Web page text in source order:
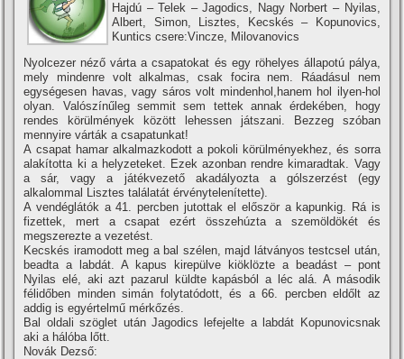
Hajdú – Telek – Jagodics, Nagy Norbert – Nyilas,
Albert, Simon, Lisztes, Kecskés – Kopunovics,
Kuntics csere:Vincze, Milovanovics
Nyolcezer néző várta a csapatokat és egy röhelyes állapotú pálya,
mely mindenre volt alkalmas, csak focira nem. Ráadásul nem
egységesen havas, vagy sáros volt mindenhol,hanem hol ilyen-hol
olyan. Valószí­nűleg semmit sem tettek annak érdekében, hogy
rendes körülmények között lehessen játszani. Bezzeg szóban
mennyire várták a csapatunkat!
A csapat hamar alkalmazkodott a pokoli körülményekhez, és sorra
alakí­totta ki a helyzeteket. Ezek azonban rendre kimaradtak. Vagy
a sár, vagy a játékvezető akadályozta a gólszerzést (egy
alkalommal Lisztes találatát érvénytelení­tette).
A vendéglátók a 41. percben jutottak el először a kapunkig. Rá is
fizettek, mert a csapat ezért összehúzta a szemöldökét és
megszerezte a vezetést.
Kecskés iramodott meg a bal szélen, majd látványos testcsel után,
beadta a labdát. A kapus kirepülve kiöklözte a beadást – pont
Nyilas elé, aki azt pazarul küldte kapásból a léc alá. A második
félidőben minden simán folytatódott, és a 66. percben eldőlt az
addig is egyértelmű mérkőzés.
Bal oldali szöglet után Jagodics lefejelte a labdát Kopunovicsnak
aki a hálóba lőtt.
Novák Dezső: